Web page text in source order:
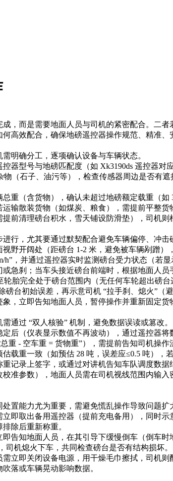
，而是需要地面人员与司机的紧密配合。二
高效配合，确保地磅遥控器操作规范、精准、
明确分工，逐项确认设备与车辆状态。​
控器型号与地磅匹配度（如 Xk3190ds 遥控器
物（石子、油污等），检查传感器周边是否
总重（含货物），确认未超过地磅额定载重（
输散装货物（如煤炭、粮食），需提前平整货
前清理磅台积水，雪天铺设防滑垫），司机
行，尤其要通过默契配合避免车辆偏停、冲击
视野开阔处（距磅台 1-2 米，避免被车辆剐蹭
，并通过遥控器实时监测磅台受力状态（若
急刹；当车头接近磅台前端时，根据地面人
胎完全处于磅台范围内（无任何车轮超出磅台
磅台初始误差，再示意司机 “拉手刹、熄火”
，立即告知地面人员，暂停操作并重新固定货
通过 “双人核验” 机制，避免数据误读或篡改。​
定后（仪表显示数值不再波动），通过遥控器
重 - 空车重 = 货物重”），需提前告知司机操作
估载重一致（如预估 28 吨，误差应≤0.5 吨）
记录上签字，或通过对讲机告知车队调度数据
校准参数），地面人员需在司机视线范围内输
置能力尤为重要，需避免慌乱操作导致问题扩
即取出备用遥控器（提前充电备用），同时
除后重新称重。​
即告知地面人员，在其引导下缓慢倒车（倒车
机熄火下车，共同检查磅台是否有结构损坏。​
需立即关闭设备电源，用干燥毛巾擦拭，司机
落或车辆晃动影响数据。​